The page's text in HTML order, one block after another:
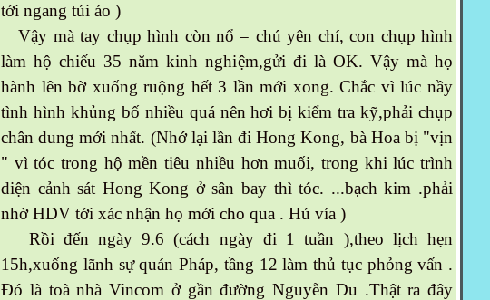
tới ngang túi áo )
Vậy mà tay chụp hình còn nổ = chú yên chí, con chụp hình
làm hộ chiếu 35 năm kinh nghiệm,gửi đi là OK. Vậy mà họ
hành lên bờ xuống ruộng hết 3 lần mới xong. Chắc vì lúc nầy
tình hình khủng bố nhiều quá nên hơi bị kiểm tra kỹ,phải chụp
chân dung mới nhất. (Nhớ lại lần đi Hong Kong, bà Hoa bị "vịn
" vì tóc trong hộ mền tiêu nhiều hơn muối, trong khi lúc trình
diện cảnh sát Hong Kong ở sân bay thì tóc. ...bạch kim .phải
nhờ HDV tới xác nhận họ mới cho qua . Hú vía )
Rồi đến ngày 9.6 (cách ngày đi 1 tuần ),theo lịch hẹn
15h,xuống lãnh sự quán Pháp, tầng 12 làm thủ tục phỏng vấn .
Đó là toà nhà Vincom ở gần đường Nguyễn Du .Thật ra đây